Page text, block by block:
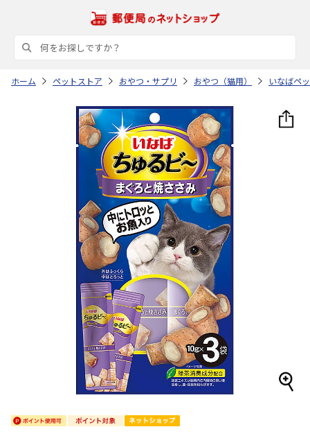
ホーム ペットストア おやつ・サプリ おやつ（猫用） いなばペ